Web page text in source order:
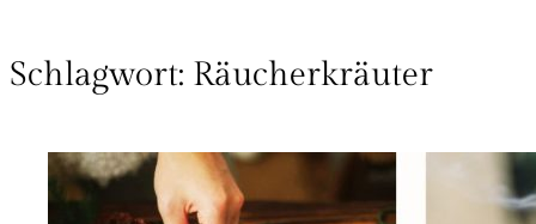
Schlagwort: Räucherkräuter